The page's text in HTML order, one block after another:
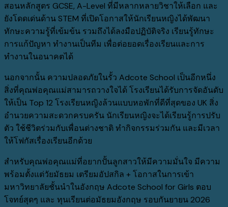
สอนหลักสูตร GCSE, A-Level ที่มีหลากหลายวิชาให้เลือก และ
ยังโดดเด่นด้าน STEM ที่เปิดโอกาสให้นักเรียนหญิงได้พัฒนา
ทักษะความรู้ที่เข้มข้น รวมถึงได้ลงมือปฏิบัติจริง เรียนรู้ทักษะ
การแก้ปัญหา ทำงานเป็นทีม เพื่อต่อยอดเรื่องเรียนและการ
ทำงานในอนาคตได้
นอกจากนั้น ความปลอดภัยในรั้ว Adcote School เป็นอีกหนึ่ง
สิ่งที่คุณพ่อคุณแม่สามารถวางใจได้ โรงเรียนได้รับการจัดอันดับ
ให้เป็น Top 12 โรงเรียนหญิงล้วนแบบหอพักที่ดีที่สุดของ UK สิ่ง
อำนวยความสะดวกครบครัน นักเรียนหญิงจะได้เรียนรู้การปรับ
ตัว ใช้ชีวิตร่วมกับเพื่อนต่างชาติ ทำกิจกรรมร่วมกัน และมีเวลา
ให้โฟกัสเรื่องเรียนอีกด้วย
สำหรับคุณพ่อคุณแม่ที่อยากปั้นลูกสาวให้มีความมั่นใจ มีความ
พร้อมตั้งแต่วัยมัธยม เตรียมอัปสกิล + โอกาสในการเข้า
มหาวิทยาลัยชั้นนำในอังกฤษ Adcote School for Girls ตอบ
โจทย์สุดๆ และ ทุนเรียนต่อมัธยมอังกฤษ รอบกันยายน 2026